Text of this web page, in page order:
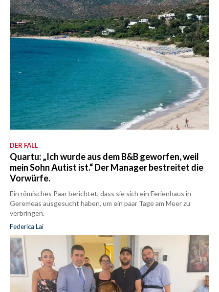
DER FALL
Quartu: „Ich wurde aus dem B&B geworfen, weil
mein Sohn Autist ist.“ Der Manager bestreitet die
Vorwürfe.
Ein römisches Paar berichtet, dass sie sich ein Ferienhaus in
Geremeas ausgesucht haben, um ein paar Tage am Meer zu
verbringen.
Federica Lai